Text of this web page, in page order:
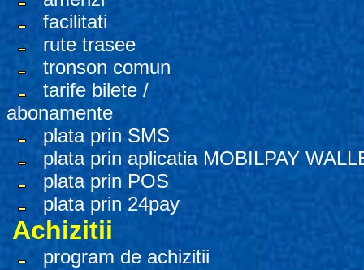
facilitati
rute trasee
tronson comun
tarife bilete /
abonamente
plata prin SMS
plata prin aplicatia MOBILPAY
plata prin POS
plata prin 24pay
Achizitii
program de achizitii